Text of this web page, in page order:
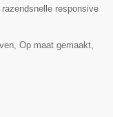
responsive
Op maat gemaakt,